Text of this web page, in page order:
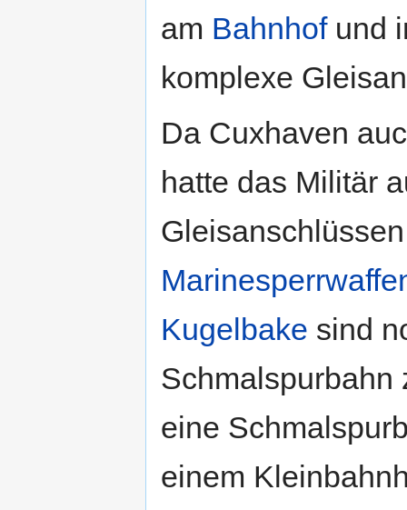
am Bahnhofund
komplexe
Da Cuxhaven
hatte das Militär
Kugelbake sind
eine
einem